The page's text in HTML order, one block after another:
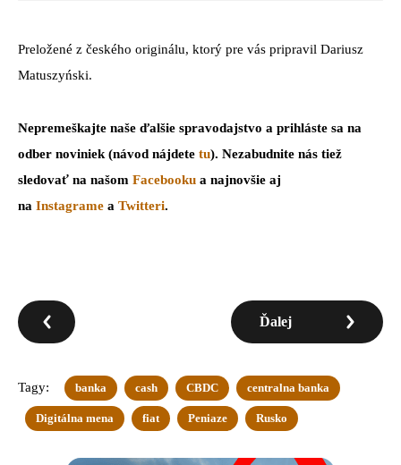
Preložené z českého originálu, ktorý pre vás pripravil Dariusz
Matuszyński.
Nepremeškajte naše ďalšie spravodajstvo a prihláste sa na
odber noviniek (návod nájdete tu). Nezabudnite nás tiež
sledovať na našom Facebooku a najnovšie aj
na Instagrame a Twitteri.
Ďalej
Tagy: banka cash CBDC centralna banka
Digitálna mena fiat Peniaze Rusko